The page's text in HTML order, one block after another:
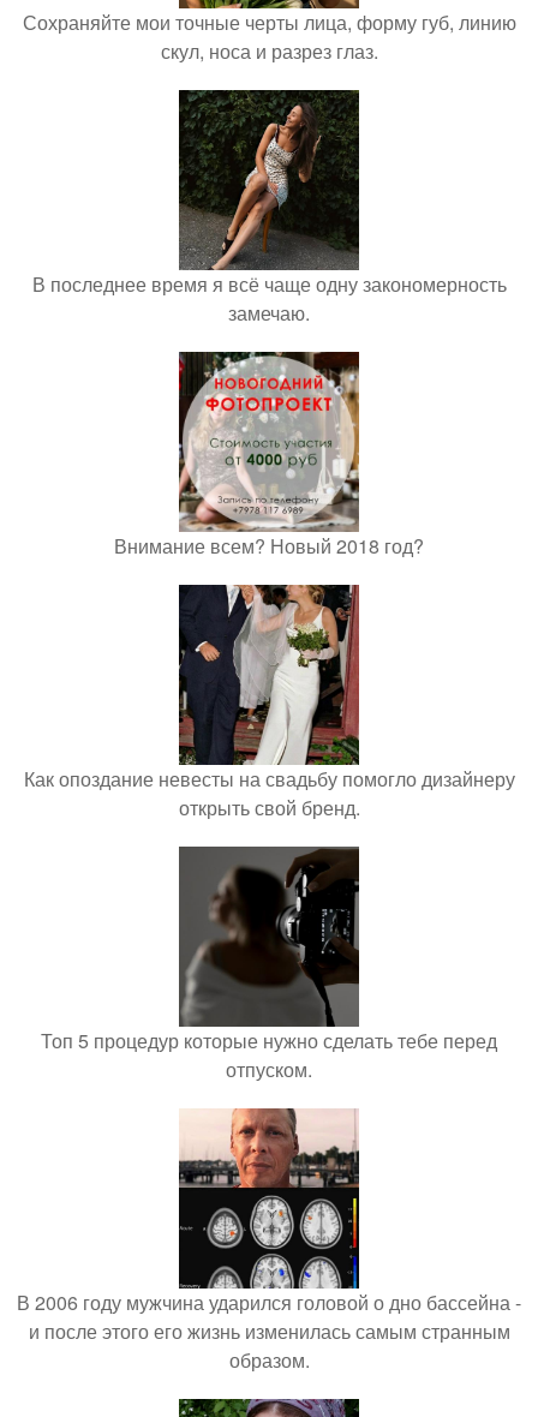
Сохраняйте мои точные черты лица, форму губ, линию
скул, носа и разрез глаз.
В последнее время я всё чаще одну закономерность
замечаю.
Внимание всем? Новый 2018 год?
Как опоздание невесты на свадьбу помогло дизайнеру
открыть свой бренд.
Топ 5 процедур которые нужно сделать тебе перед
отпуском.
В 2006 году мужчина ударился головой о дно бассейна -
и после этого его жизнь изменилась самым странным
образом.